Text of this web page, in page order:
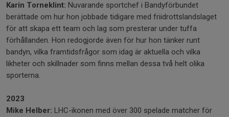
Karin Torneklint: Nuvarande sportchef i Bandyförbundet
berättade om hur hon jobbade tidigare med friidrottslandslaget
för att skapa ett team och lag som presterar under tuffa
förhållanden. Hon redogjorde även för hur hon tänker runt
bandyn, vilka framtidsfrågor som idag är aktuella och vilka
likheter och skillnader som finns mellan dessa två helt olika
sporterna.
2023
Mike Helber: LHC-ikonen med över 300 spelade matcher för